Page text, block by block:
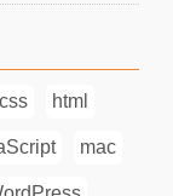
css html
mac